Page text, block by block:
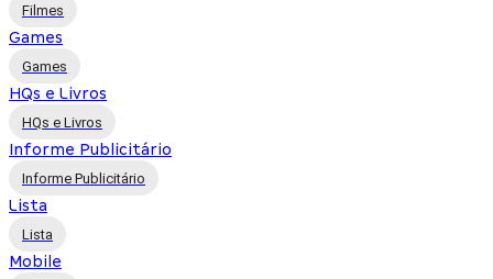
Filmes
Games
Games
HQs e Livros
HQs e Livros
Informe Publicitário
Informe Publicitário
Lista
Lista
Mobile